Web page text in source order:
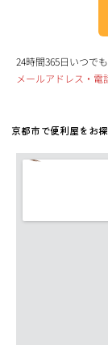
24時間365日いつで
メールアドレス・電
京都市で便利屋をお